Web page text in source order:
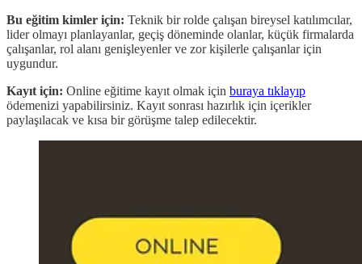
Bu eğitim kimler için: Teknik bir rolde çalışan bireysel katılımcılar,
lider olmayı planlayanlar, geçiş döneminde olanlar, küçük firmalarda
çalışanlar, rol alanı genişleyenler ve zor kişilerle çalışanlar için
uygundur.
Kayıt için: Online eğitime kayıt olmak için buraya tıklayıp
ödemenizi yapabilirsiniz. Kayıt sonrası hazırlık için içerikler
paylaşılacak ve kısa bir görüşme talep edilecektir.